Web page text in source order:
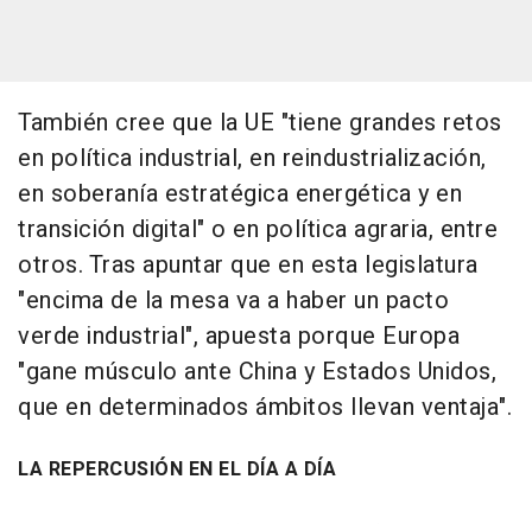
También cree que la UE "tiene grandes retos
en política industrial, en reindustrialización,
en soberanía estratégica energética y en
transición digital" o en política agraria, entre
otros. Tras apuntar que en esta legislatura
"encima de la mesa va a haber un pacto
verde industrial", apuesta porque Europa
"gane músculo ante China y Estados Unidos,
que en determinados ámbitos llevan ventaja".
LA REPERCUSIÓN EN EL DÍA A DÍA